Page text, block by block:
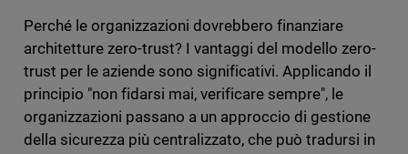
Perché le organizzazioni dovrebbero finanziare
architetture zero-trust? I vantaggi del modello zero-
trust per le aziende sono significativi. Applicando il
principio "non fidarsi mai, verificare sempre", le
organizzazioni passano a un approccio di gestione
della sicurezza più centralizzato, che può tradursi in